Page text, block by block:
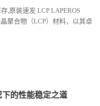
,原装速发 LCP LAPEROS
聚合物（LCP）材料，以其卓
的性能稳定之道